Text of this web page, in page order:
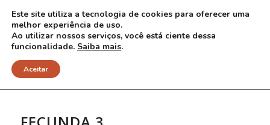
NOTÍCIAS
Este site utiliza a tecnologia de cookies para oferecer uma
melhor experiência de uso.
Ao utilizar nossos serviços, você está ciente dessa
funcionalidade. Saiba mais.
Aceitar